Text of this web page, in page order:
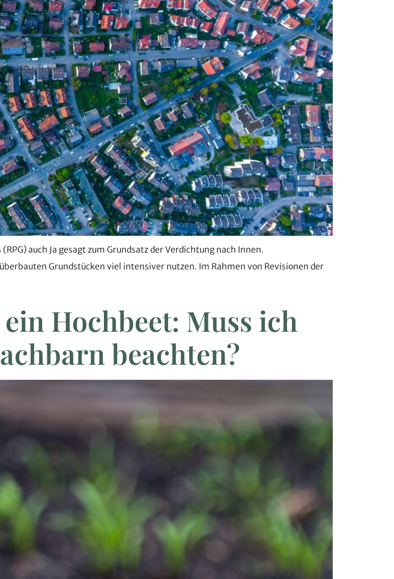
auch Ja gesagt zum Grundsatz der Verdichtung nach Innen.
Grundstücken viel intensiver nutzen. Im Rahmen von Revisionen der
Hochbeet: Muss ich
beachten?